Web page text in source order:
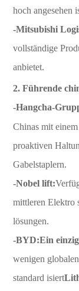
hoch angesehen
-Mitsubishi
vollständige
anbietet.
2. Führende
-Hangcha-
Chinas mit
proaktiven
Gabelstaplern.
-Nobel lift:
mittleren Elektro
lösungen.
-BYD:Ein
wenigen
standard isiert